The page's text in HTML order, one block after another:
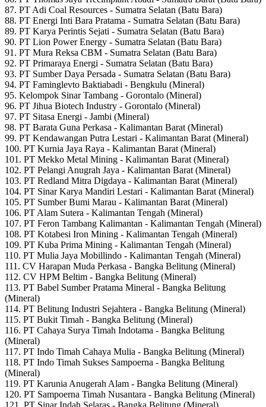
87. PT Adi Coal Resources - Sumatra Selatan (Batu Bara)
88. PT Energi Inti Bara Pratama - Sumatra Selatan (Batu Bara)
89. PT Karya Perintis Sejati - Sumatra Selatan (Batu Bara)
90. PT Lion Power Energy - Sumatra Selatan (Batu Bara)
91. PT Mura Reksa CBM - Sumatra Selatan (Batu Bara)
92. PT Primaraya Energi - Sumatra Selatan (Batu Bara)
93. PT Sumber Daya Persada - Sumatra Selatan (Batu Bara)
94. PT Faminglevto Baktiabadi - Bengkulu (Mineral)
95. Kelompok Sinar Tambang - Gorontalo (Mineral)
96. PT Jihua Biotech Industry - Gorontalo (Mineral)
97. PT Sitasa Energi - Jambi (Mineral)
98. PT Barata Guna Perkasa - Kalimantan Barat (Mineral)
99. PT Kendawangan Putra Lestari - Kalimantan Barat (Mineral)
100. PT Kurnia Jaya Raya - Kalimantan Barat (Mineral)
101. PT Mekko Metal Mining - Kalimantan Barat (Mineral)
102. PT Pelangi Anugrah Jaya - Kalimantan Barat (Mineral)
103. PT Redland Mitra Digdaya - Kalimantan Barat (Mineral)
104. PT Sinar Karya Mandiri Lestari - Kalimantan Barat (Mineral)
105. PT Sumber Bumi Marau - Kalimantan Barat (Mineral)
106. PT Alam Sutera - Kalimantan Tengah (Mineral)
107. PT Feron Tambang Kalimantan - Kalimantan Tengah (Mineral)
108. PT Kotabesi Iron Mining - Kalimantan Tengah (Mineral)
109. PT Kuba Prima Mining - Kalimantan Tengah (Mineral)
110. PT Mulia Jaya Mobillindo - Kalimantan Tengah (Mineral)
111. CV Harapan Muda Perkasa - Bangka Belitung (Mineral)
112. CV HPM Beltim - Bangka Belitung (Mineral)
113. PT Babel Sumber Pratama Mineral - Bangka Belitung
(Mineral)
114. PT Belitung Industri Sejahtera - Bangka Belitung (Mineral)
115. PT Bukit Timah - Bangka Belitung (Mineral)
116. PT Cahaya Surya Timah Indotama - Bangka Belitung
(Mineral)
117. PT Indo Timah Cahaya Mulia - Bangka Belitung (Mineral)
118. PT Indo Timah Sukses Sampoerna - Bangka Belitung
(Mineral)
119. PT Karunia Anugerah Alam - Bangka Belitung (Mineral)
120. PT Sampoerna Timah Nusantara - Bangka Belitung (Mineral)
121. PT Sinar Indah Selaras - Bangka Belitung (Mineral)